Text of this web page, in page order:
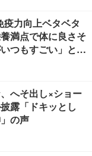
力向上ベタベタ
満点で体に良さそ
つもすごい」と反
へそ出し×ショー
露「ドキッとし
の声